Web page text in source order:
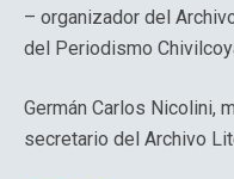
– organizador del
del Periodismo
Germán Carlos Nicolini,
secretario del Archivo